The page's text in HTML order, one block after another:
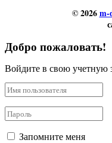
© 2026m-
Добро пожаловать!
Войдите в свою учетную
Запомните меня